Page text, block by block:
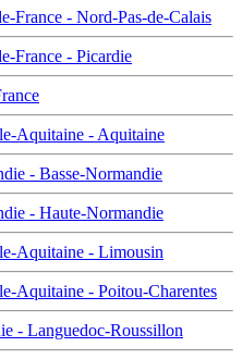
France - Nord-Pas-de-Calais
France - Picardie
Aquitaine - Aquitaine
- Basse-Normandie
- Haute-Normandie
Aquitaine - Limousin
Aquitaine - Poitou-Charentes
- Languedoc-Roussillon